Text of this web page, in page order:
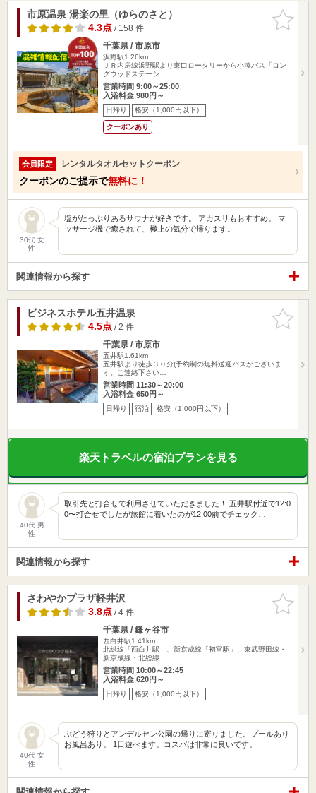
お気に入
りに追加
市原温泉 湯楽の里（ゆらのさと）
4.3点/ 158 件
千葉県 / 市原市
浜野駅1.26km
ＪＲ内房線浜野駅より東口ロータリーから小湊バス「ロン
グウッドステーシ…
営業時間 9:00～25:00
入浴料金 980円～
日帰り 格安（1,000円以下）
クーポンあり
会員限定 レンタルタオルセットクーポン
クーポンのご提示で無料に！
30代 女
性
塩がたっぷりあるサウナが好きです。 アカスリもおすすめ。 マ
ッサージ機で癒されて、極上の気分で帰ります。
関連情報から探す
お気に入
りに追加
ビジネスホテル五井温泉
4.5点/ 2 件
千葉県 / 市原市
五井駅1.61km
五井駅より徒歩３０分(予約制の無料送迎バスがございま
す。ご連絡下さい…
営業時間 11:30～20:00
入浴料金 650円～
日帰り 宿泊 格安（1,000円以下）
楽天トラベルの宿泊プランを見る
40代 男
性
取引先と打合せで利用させていただきました！ 五井駅付近で12:0
0〜打合せでしたが旅館に着いたのが12:00前でチェック…
関連情報から探す
お気に入
りに追加
さわやかプラザ軽井沢
3.8点/ 4 件
千葉県 / 鎌ヶ谷市
西白井駅1.41km
北総線「西白井駅」、新京成線「初富駅」、東武野田線・
新京成線・北総線…
営業時間 10:00～22:45
入浴料金 620円～
日帰り 格安（1,000円以下）
40代 女
性
ぶどう狩りとアンデルセン公園の帰りに寄りました。プールあり
お風呂あり。 1日遊べます。コスパは非常に良いです。